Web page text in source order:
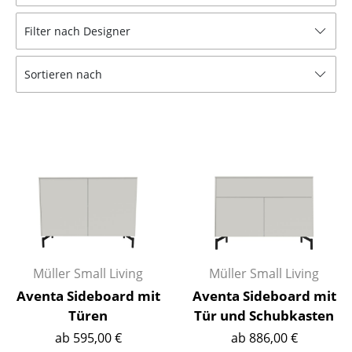
Bänke & Liegen
Sitzsäcke
Schaukelstühle
Bürodrehstühle
Konferenzstühle
Bürosessel
Einzelteile
... alle Sitzmöbel
Filter nach Designer
Sortieren nach
Müller Small Living
Aventa Sideboard mit
Türen
ab 595,00 €
Müller Small Living
Aventa Sideboard mit
Tür und Schubkasten
ab 886,00 €